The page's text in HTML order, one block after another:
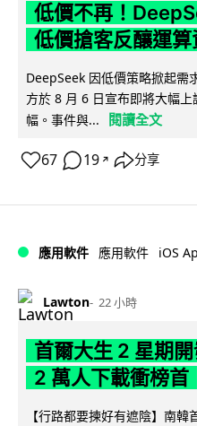
低價不再！
低價搶客反釀運
DeepSeek 因低價策略掀起需
方於 8 月 6 日宣布即將大幅
幅。事件與...
閱讀全文
67 19 ↗ 分享
應用軟件 應用軟件 iOS
Lawton 22 小時
首爾大生 2 星期
2 萬人下載衝榜首
【行路都要揀好有遮陰】南